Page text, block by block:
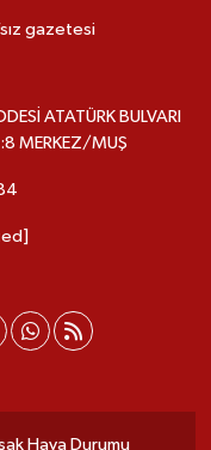
gazetesi
ATATÜRK BULVARI
MERKEZ/MUŞ
Hava Durumu